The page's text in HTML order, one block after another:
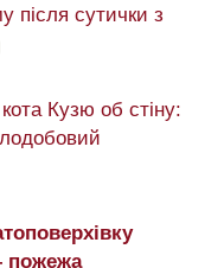
після сутички з
Кузю об стіну:
пожежа